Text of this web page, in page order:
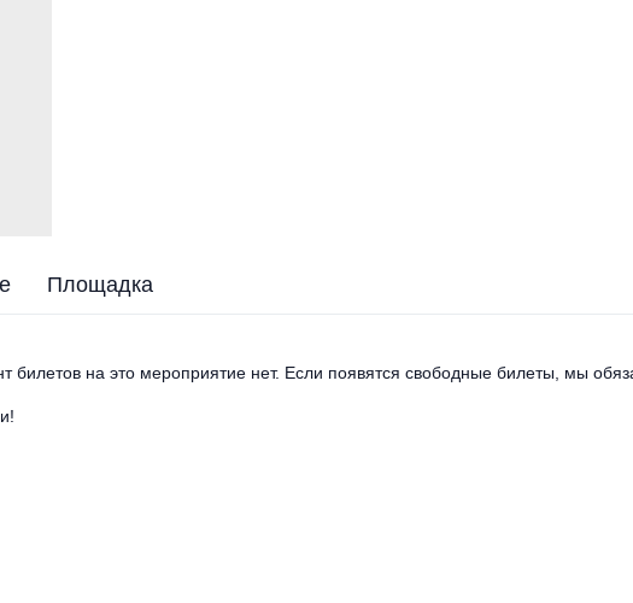
Площадка
билетов на это мероприятие нет. Если появятся свободные билеты, мы